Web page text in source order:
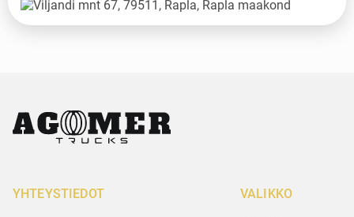
YHTEYSTIEDOT VALIKKO